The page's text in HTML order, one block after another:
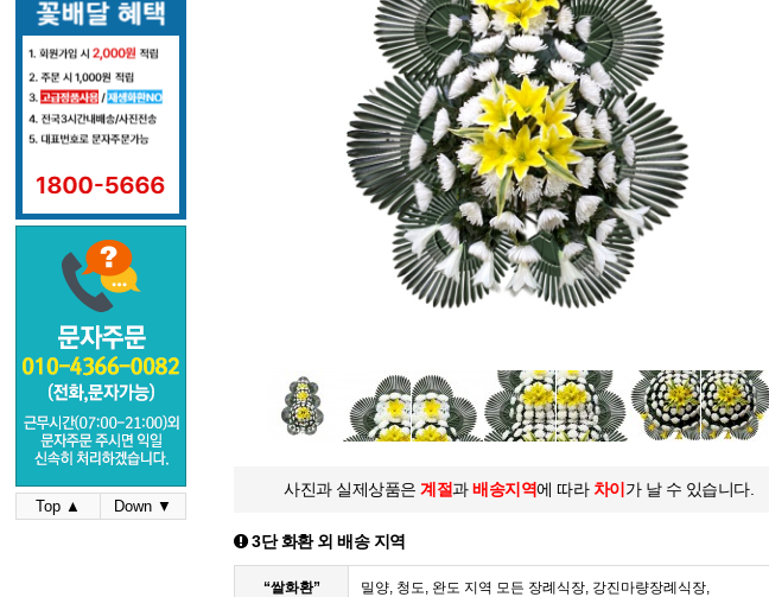
Top ▲ Down ▼
사진과 실제상품은 계절과배송지역에 따라 차이 가 날 수 있습니다.
3단 화환 외 배송 지역
“쌀화환”
밀양, 청도, 완도 지역 모든 장례식장, 강진마량장례식장,